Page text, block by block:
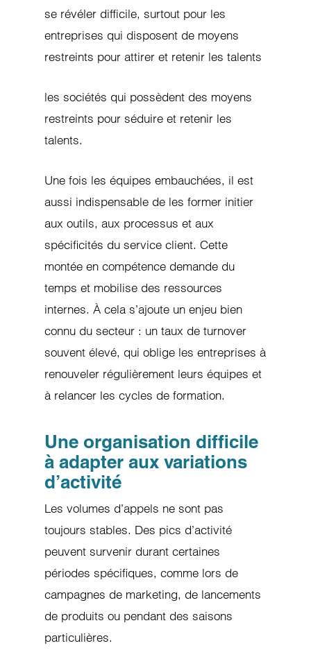
se révéler difficile, surtout pour les
entreprises qui disposent de moyens
restreints pour attirer et retenir les talents
les sociétés qui possèdent des moyens
restreints pour séduire et retenir les
talents.
Une fois les équipes embauchées, il est
aussi indispensable de les former initier
aux outils, aux processus et aux
spécificités du service client. Cette
montée en compétence demande du
temps et mobilise des ressources
internes. À cela s’ajoute un enjeu bien
connu du secteur : un taux de turnover
souvent élevé, qui oblige les entreprises à
renouveler régulièrement leurs équipes et
à relancer les cycles de formation.
Une organisation difficile
à adapter aux variations
d’activité
Les volumes d’appels ne sont pas
toujours stables. Des pics d’activité
peuvent survenir durant certaines
périodes spécifiques, comme lors de
campagnes de marketing, de lancements
de produits ou pendant des saisons
particulières.